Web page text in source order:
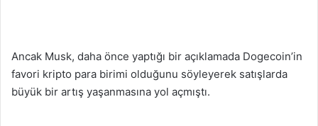
​Ancak Musk, daha önce yaptığı bir açıklamada Dogecoin’in
favori kripto para birimi olduğunu söyleyerek satışlarda
büyük bir artış yaşanmasına yol açmıştı.